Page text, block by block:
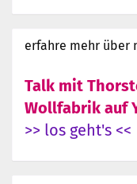
erfahre mehr über
Talk mit
Wollfabrik auf
>> los geht's <<